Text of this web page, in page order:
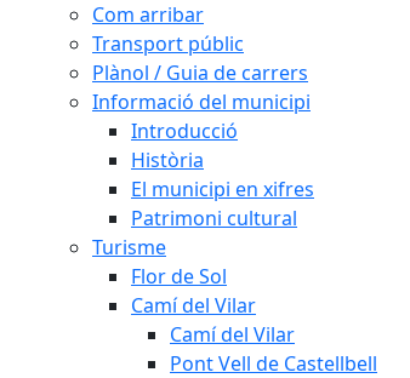
Com arribar
Transport públic
Plànol / Guia de carrers
Informació del municipi
Introducció
Història
El municipi en xifres
Patrimoni cultural
Turisme
Flor de Sol
Camí del Vilar
Camí del Vilar
Pont Vell de Castellbell